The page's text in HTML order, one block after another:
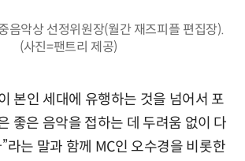
악상 선정위원장(월간 재즈피플 편집장).
(사진=팬트리 제공)
본인 세대에 유행하는 것을 넘어서 포
좋은 음악을 접하는 데 두려움 없이 다
라는 말과 함께 MC인 오수경을 비롯한